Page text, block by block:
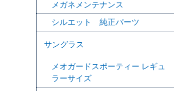
メガネメンテナンス
シルエット 純正パーツ
サングラス
メオガードスポーティー レギュ
ラーサイズ